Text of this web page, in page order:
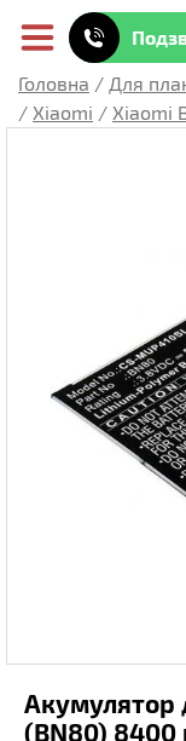
Головна / Для
/ Xiaomi / Xiaomi
Акумулятор
(BN80) 8400